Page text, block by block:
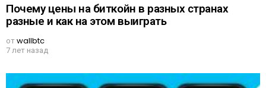
Почему цены на биткойн в разных странах
разные и как на этом выиграть
отwallbtc
7 лет назад